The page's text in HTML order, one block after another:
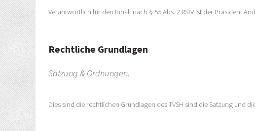
Verantwortlich für den Inhalt nach § 55 Abs. 2 RStV ist der Präsident
Rechtliche Grundlagen
Satzung & Ordnungen.
Dies sind die rechtlichen Grundlagen des TVSH sind die Satzung und